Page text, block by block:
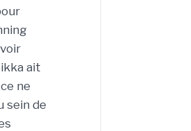
ait
ne
sein de